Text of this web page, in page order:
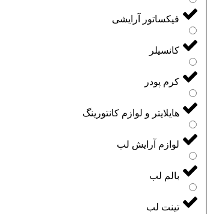
فیکساتور آرایشی
کانسیلر
کرم پودر
هایلایتر و لوازم کانتورینگ
لوازم آرایش لب
بالم لب
تینت لب